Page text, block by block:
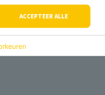
ACCEPTEER ALLE